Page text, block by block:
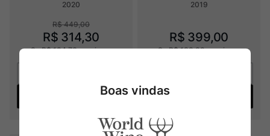
2020
R$ 449,00
R$ 314,30
3xR$104,76sem juros
2019
R$ 399,00
3xR$133,00sem juros
Boas vindas